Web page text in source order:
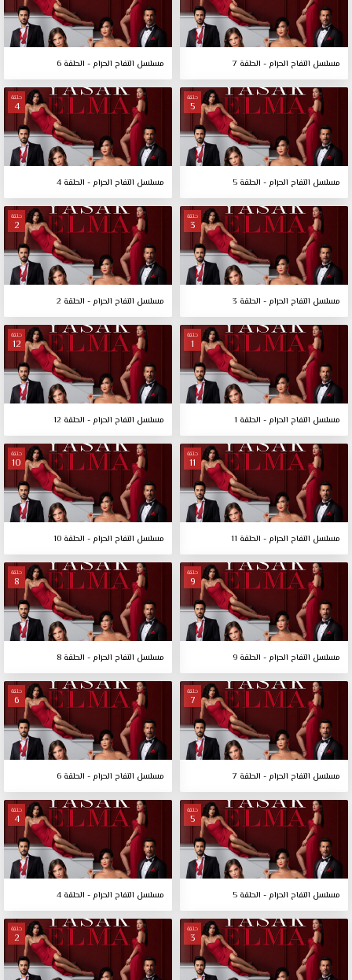
مسلسل التفاح الحرام - الحلقة 7 مسلسل التفاح الحرام - الحلقة 6
حلقة
5
مسلسل التفاح الحرام - الحلقة 5
حلقة
4
مسلسل التفاح الحرام - الحلقة 4
حلقة
3
مسلسل التفاح الحرام - الحلقة 3
حلقة
2
مسلسل التفاح الحرام - الحلقة 2
حلقة
1
مسلسل التفاح الحرام - الحلقة 1
حلقة
12
مسلسل التفاح الحرام - الحلقة 12
حلقة
11
مسلسل التفاح الحرام - الحلقة 11
حلقة
10
مسلسل التفاح الحرام - الحلقة 10
حلقة
9
مسلسل التفاح الحرام - الحلقة 9
حلقة
8
مسلسل التفاح الحرام - الحلقة 8
حلقة
7
مسلسل التفاح الحرام - الحلقة 7
حلقة
6
مسلسل التفاح الحرام - الحلقة 6
حلقة
5
مسلسل التفاح الحرام - الحلقة 5
حلقة
4
مسلسل التفاح الحرام - الحلقة 4
حلقة
3
حلقة
2